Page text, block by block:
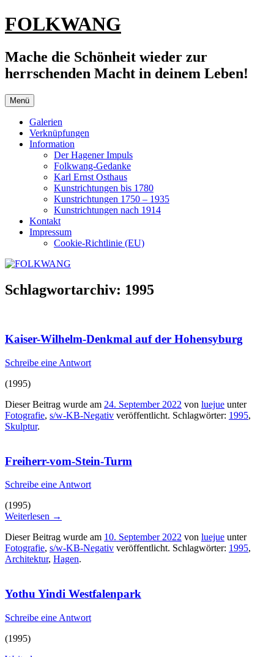
Zum
Inhalt
FOLKWANG
Mache die Schönheit wieder zur
herrschenden Macht in deinem Leben!
Menü
Galerien
Verknüpfungen
Information
Der Hagener Impuls
Folkwang-Gedanke
Karl Ernst Osthaus
Kunstrichtungen bis 1780
Kunstrichtungen 1750 – 1935
Kunstrichtungen nach 1914
Kontakt
Impressum
Cookie-Richtlinie (EU)
Schlagwortarchiv: 1995
Kaiser-Wilhelm-Denkmal auf der Hohensyburg
Schreibe eine Antwort
(1995)
Dieser Beitrag wurde am 24. September 2022 von luejue unter
Fotografie, s/w-KB-Negativ veröffentlicht. Schlagwörter: 1995,
Skulptur.
Freiherr-vom-Stein-Turm
Schreibe eine Antwort
(1995)
Weiterlesen →
Dieser Beitrag wurde am 10. September 2022 von luejue unter
Fotografie, s/w-KB-Negativ veröffentlicht. Schlagwörter: 1995,
Architektur, Hagen.
Yothu Yindi Westfalenpark
Schreibe eine Antwort
(1995)